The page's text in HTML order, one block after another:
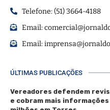
Telefone: (51) 3664-4188
Email:
Email:
ÚLTIMAS PUBLICAÇÕES
Vereadores defendem
e cobram mais